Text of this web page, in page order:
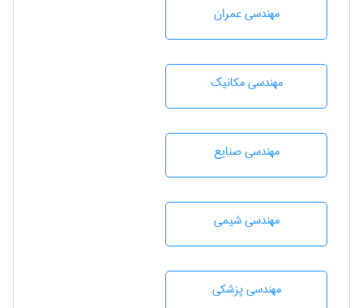
مهندسی عمران
مهندسی مکانیک
مهندسی صنايع
مهندسي شيمی
مهندسی پزشکی